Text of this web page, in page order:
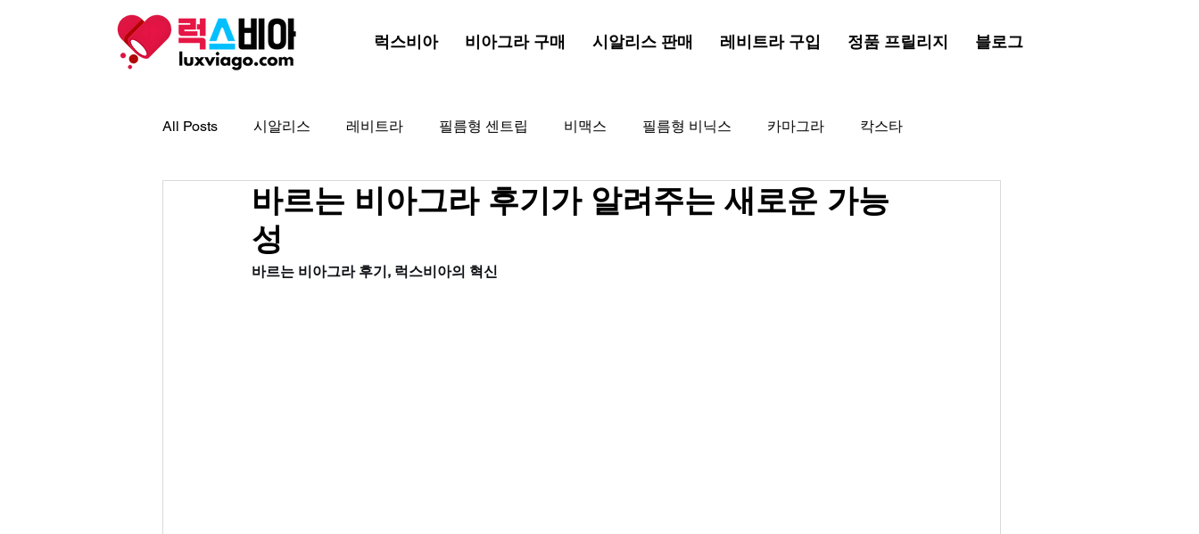
럭스비아 비아그라 구매 시알리스 판매 레비트라 구입 정품 프릴리지 블로그
All Posts 시알리스 레비트라 필름형 센트립 비맥스 필름형 비닉스 카마그라 칵스타
아이코스 골드드래곤 해포쿠 골드비아그라 비아그라 골드시알리스
프로코밀
바르는 비아그라 후기가 알려주는 새로운 가능
성
바르는 비아그라 후기, 럭스비아의 혁신